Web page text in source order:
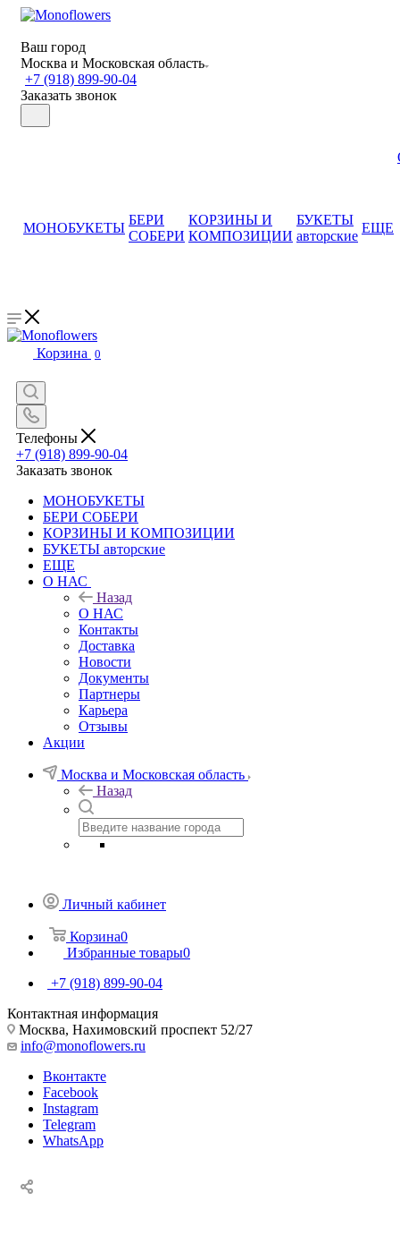
Ваш город
Москва и Московская область
+7 (918) 899-90-04
Заказать звонок
МОНОБУКЕТЫ
БЕРИ
СОБЕРИ
КОРЗИНЫ И
КОМПОЗИЦИИ
БУКЕТЫ
авторские
ЕЩЕ
Корзина 0
Телефоны
+7 (918) 899-90-04
Заказать звонок
МОНОБУКЕТЫ
БЕРИ СОБЕРИ
КОРЗИНЫ И КОМПОЗИЦИИ
БУКЕТЫ авторские
ЕЩЕ
О НАС
Назад
О НАС
Контакты
Доставка
Новости
Документы
Партнеры
Карьера
Отзывы
Акции
Москва и Московская область
Назад
Личный кабинет
Корзина0
Избранные товары0
+7 (918) 899-90-04
Контактная информация
Москва, Нахимовский проспект 52/27
info@monoflowers.ru
Вконтакте
Facebook
Instagram
Telegram
WhatsApp